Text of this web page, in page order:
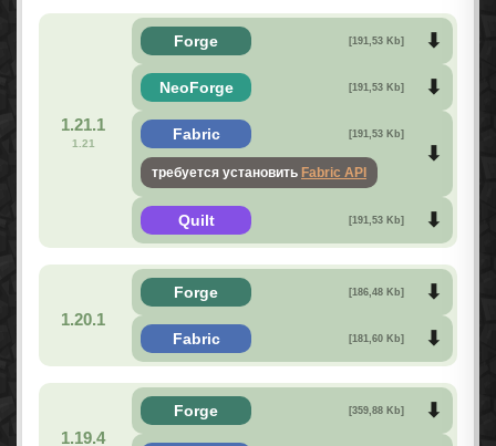
1.21.1
1.21
Forge [191,53 Kb]
NeoForge [191,53 Kb]
Fabric [191,53 Kb]
требуется установить Fabric API
Quilt [191,53 Kb]
1.20.1
Forge [186,48 Kb]
Fabric [181,60 Kb]
1.19.4
Forge [359,88 Kb]